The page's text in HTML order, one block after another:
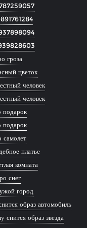
гроза
цветок
человек
человек
подарок
подарок
платье
комната
снег
город
образ автомобиль
снится образ звезда